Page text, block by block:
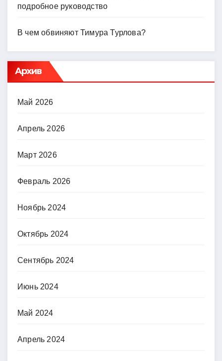
подробное руководство
В чем обвиняют Тимура Турлова?
Архив
Май 2026
Апрель 2026
Март 2026
Февраль 2026
Ноябрь 2024
Октябрь 2024
Сентябрь 2024
Июнь 2024
Май 2024
Апрель 2024